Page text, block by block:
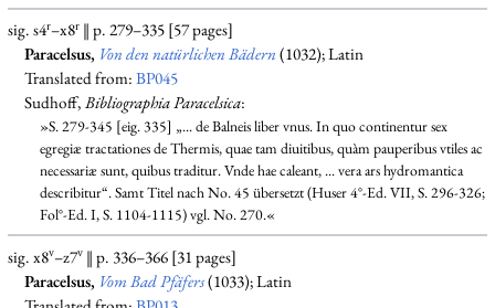
sig. s4r–x8r‖ p. 279–335 [57 pages]
Paracelsus, Von den natürlichen Bädern(1032); Latin
Translated from:BP045
Sudhoff,Bibliographia Paracelsica:
»S. 279-345 [eig. 335] „... de Balneis liber vnus. In quo continentur sex
egregiæ tractationes de Thermis, quae tam diuitibus, quàm pauperibus vtiles ac
necessariæ sunt, quibus traditur. Vnde hae caleant, ... vera ars hydromantica
describitur“. Samt Titel nach No. 45 übersetzt (Huser 4°-Ed. VII, S. 296-326;
Fol°-Ed. I, S. 1104-1115) vgl. No. 270.«
sig. x8v–z7v‖ p. 336–366 [31 pages]
Paracelsus, Vom Bad Pfäfers(1033); Latin